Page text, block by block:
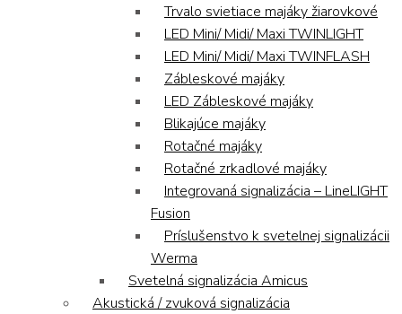
Trvalo svietiace majáky žiarovkové
LED Mini/ Midi/ Maxi TWINLIGHT
LED Mini/ Midi/ Maxi TWINFLASH
Zábleskové majáky
LED Zábleskové majáky
Blikajúce majáky
Rotačné majáky
Rotačné zrkadlové majáky
Integrovaná signalizácia – LineLIGHT
Fusion
Príslušenstvo k svetelnej signalizácii
Werma
Svetelná signalizácia Amicus
Akustická / zvuková signalizácia